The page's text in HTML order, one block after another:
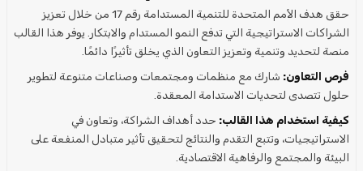
حقق هدف الأمم المتحدة للتنمية المستدامة رقم 17 من خلال تعزيز
الشراكات الاستراتيجية التي تدفع النمو المستدام والابتكار. يوفر هذا القالب
منصة لتحديد وتنمية وتعزيز التعاون الذي يخلق تأثيرًا دائمًا.
فرص التعاون: شارك مع منظمات ومجتمعات وصناعات متنوعة لتطوير
حلول تتصدى لتحديات الاستدامة المعقدة.
كيفية استخدام هذا القالب: حدد أهداف الشراكة، وتعاون في
الاستراتيجيات، وتتبع التقدم والنتائج لتحقيق تأثير متبادل المنفعة على
البيئة والمجتمع والرفاهية الاقتصادية.